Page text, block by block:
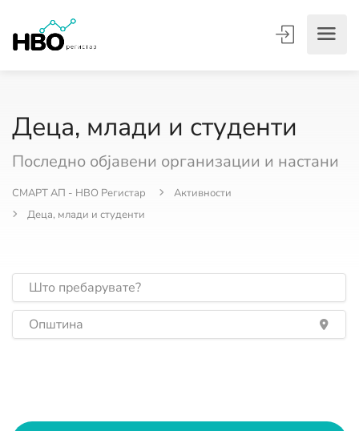
Деца, млади и студенти
Последно објавени организации и настани
СМАРТ АП - НВО Регистар
Активности
Деца, млади и студенти